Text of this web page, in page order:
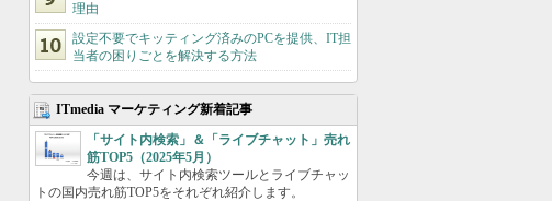
理由
設定不要でキッティング済みのPCを提供、IT担
当者の困りごとを解決する方法
ITmedia マーケティング新着記事
「サイト内検索」＆「ライブチャット」売れ
筋TOP5（2025年5月）
今週は、サイト内検索ツールとライブチャッ
トの国内売れ筋TOP5をそれぞれ紹介します。